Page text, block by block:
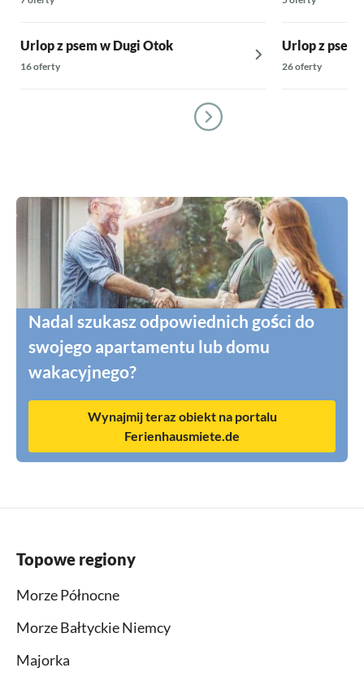
Urlop z psem w Dugi Otok
16 oferty
Urlop z
26 oferty
Nadal szukasz odpowiednich gości do
swojego apartamentu lub domu
wakacyjnego?
Wynajmij teraz obiekt na portalu
Ferienhausmiete.de
Topowe regiony
Morze Północne
Morze Bałtyckie Niemcy
Majorka